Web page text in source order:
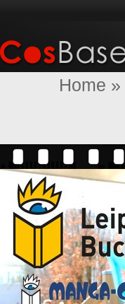
Home »